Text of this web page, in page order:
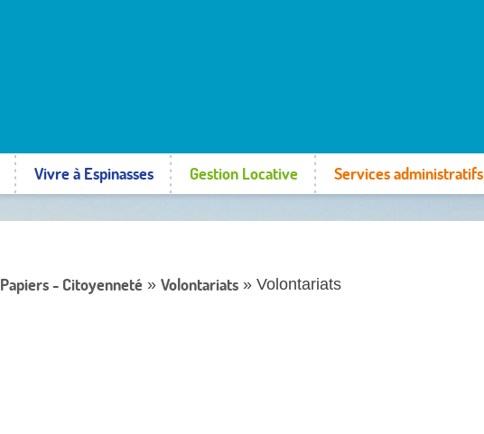
Vivre à Espinasses Gestion Locative Services administratifs
Papiers - Citoyenneté » Volontariats » Volontariats